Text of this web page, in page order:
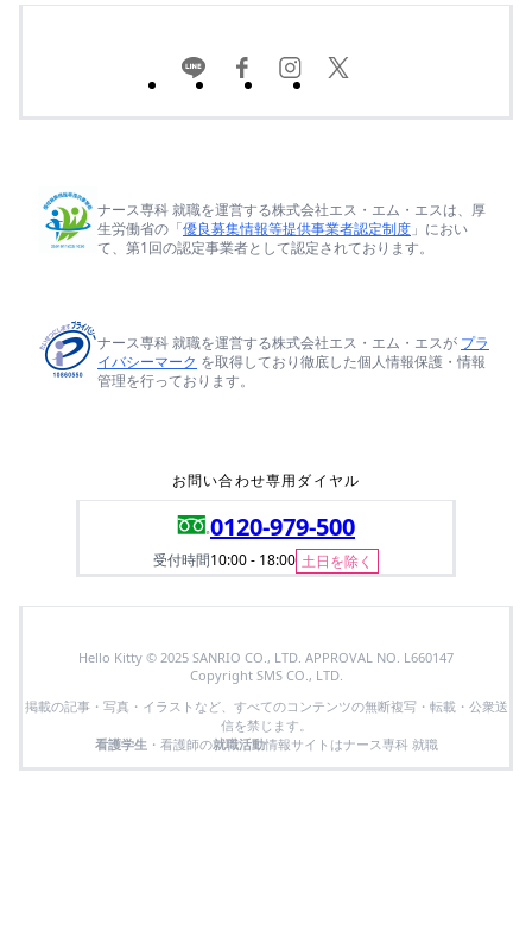
ナース専科 就職を運営する株式会社エス・エム・エスは、厚
生労働省の「優良募集情報等提供事業者認定制度 」におい
て、第1回の認定事業者として認定されております。
ナース専科 就職を運営する株式会社エス・エム・エスが プラ
イバシーマーク を取得しており徹底した個人情報保護・情報
管理を行っております。
お問い合わせ専用ダイヤル
0120-979-500
受付時間10:00 - 18:00 土日を除く
Hello Kitty © 2025 SANRIO CO., LTD. APPROVAL NO. L660147
Copyright SMS CO., LTD.
掲載の記事・写真・イラストなど、すべてのコンテンツの無断複写・転載・公衆送
信を禁じます。
看護学生 ・看護師の就職活動情報サイトはナース専科 就職